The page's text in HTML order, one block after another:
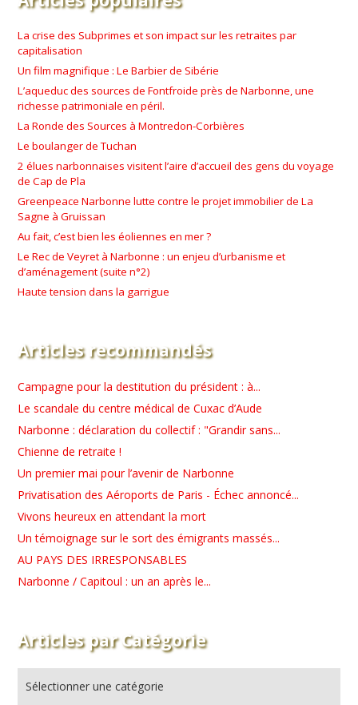
La crise des Subprimes et son impact sur les retraites par
capitalisation
Un film magnifique : Le Barbier de Sibérie
L’aqueduc des sources de Fontfroide près de Narbonne, une
richesse patrimoniale en péril.
La Ronde des Sources à Montredon-Corbières
Le boulanger de Tuchan
2 élues narbonnaises visitent l’aire d’accueil des gens du voyage
de Cap de Pla
Greenpeace Narbonne lutte contre le projet immobilier de La
Sagne à Gruissan
Au fait, c’est bien les éoliennes en mer ?
Le Rec de Veyret à Narbonne : un enjeu d’urbanisme et
d’aménagement (suite n°2)
Haute tension dans la garrigue
Articles recommandés
Campagne pour la destitution du président : à...
Le scandale du centre médical de Cuxac d’Aude
Narbonne : déclaration du collectif : "Grandir sans...
Chienne de retraite !
Un premier mai pour l’avenir de Narbonne
Privatisation des Aéroports de Paris - Échec annoncé...
Vivons heureux en attendant la mort
Un témoignage sur le sort des émigrants massés...
AU PAYS DES IRRESPONSABLES
Narbonne / Capitoul : un an après le...
Articles par Catégorie